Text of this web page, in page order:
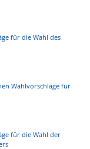
für die Wahl des
Wahlvorschläge für
für die Wahl der